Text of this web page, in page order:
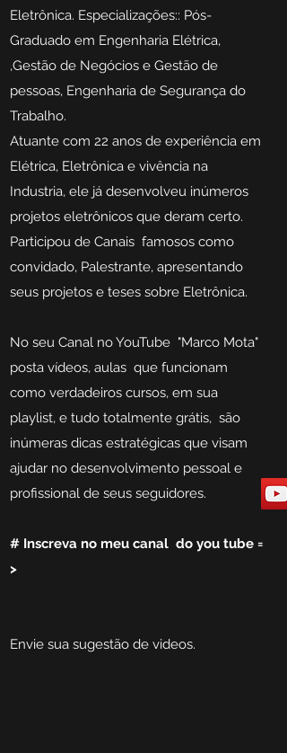
Eletrônica. Especializações:: Pós-
Graduado em Engenharia Elétrica,
,Gestão de Negócios e Gestão de
pessoas, Engenharia de Segurança do
Trabalho.
Atuante com 22 anos de experiência em
Elétrica, Eletrônica e vivência na
Industria, ele já desenvolveu inúmeros
projetos eletrônicos que deram certo.
Participou de Canais famosos como
convidado, Palestrante, apresentando
seus projetos e teses sobre Eletrônica.
No seu Canal no YouTube "Marco Mota"
posta vídeos, aulas que funcionam
como verdadeiros cursos, em sua
playlist, e tudo totalmente grátis, são
inúmeras dicas estratégicas que visam
ajudar no desenvolvimento pessoal e
profissional de seus seguidores.
# Inscreva no meu canal do you tube =
>
Envie sua sugestão de videos.